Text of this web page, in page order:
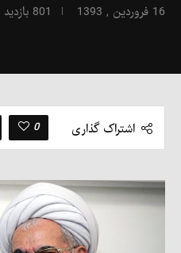
16 فروردین , 1393 801 بازدید
اشتراک گذاری 0